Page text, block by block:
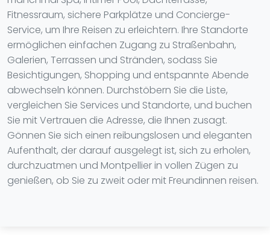
Fitnessraum, sichere Parkplätze und Concierge-
Service, um Ihre Reisen zu erleichtern. Ihre Standorte
ermöglichen einfachen Zugang zu Straßenbahn,
Galerien, Terrassen und Stränden, sodass Sie
Besichtigungen, Shopping und entspannte Abende
abwechseln können. Durchstöbern Sie die Liste,
vergleichen Sie Services und Standorte, und buchen
Sie mit Vertrauen die Adresse, die Ihnen zusagt.
Gönnen Sie sich einen reibungslosen und eleganten
Aufenthalt, der darauf ausgelegt ist, sich zu erholen,
durchzuatmen und Montpellier in vollen Zügen zu
genießen, ob Sie zu zweit oder mit Freundinnen reisen.